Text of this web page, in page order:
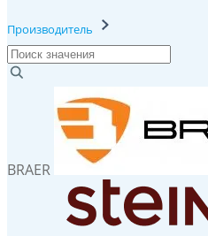
Производитель
BRAER